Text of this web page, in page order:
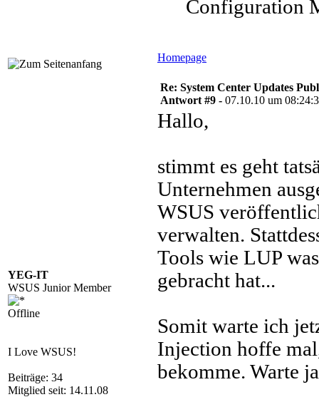
Configuration
Homepage
YEG-IT
WSUS Junior Member
Offline
I Love WSUS!
Beiträge: 34
Mitglied seit: 14.11.08
Re: System Center Updates
Antwort #9 - 07.10.10 um
Hallo,
stimmt es geht
Unternehmen
WSUS
verwalten.
Tools wie LUP
gebracht hat...
Somit warte ich
Injection hoffe
bekomme. Warte